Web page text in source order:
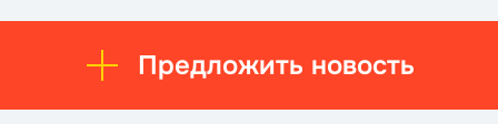
Предложить новость